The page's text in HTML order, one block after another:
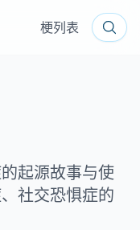
梗列表
起源故事与使
社交恐惧症的